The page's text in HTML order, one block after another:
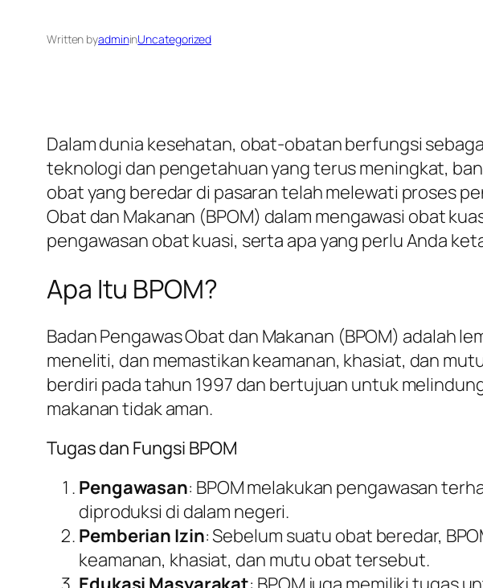
Written byadmininUncategorized
Dalam dunia kesehatan, obat-obatan berfungsi
teknologi dan pengetahuan yang terus meningkat,
obat yang beredar di pasaran telah melewati proses
Obat dan Makanan (BPOM) dalam mengawasi obat
pengawasan obat kuasi, serta apa yang perlu Anda
Apa Itu BPOM?
Badan Pengawas Obat dan Makanan (BPOM) adalah
meneliti, dan memastikan keamanan, khasiat, dan
berdiri pada tahun 1997 dan bertujuan untuk
makanan tidak aman.
Tugas dan Fungsi BPOM
Pengawasan: BPOM melakukan pengawasan
diproduksi di dalam negeri.
Pemberian Izin: Sebelum suatu obat beredar,
keamanan, khasiat, dan mutu obat tersebut.